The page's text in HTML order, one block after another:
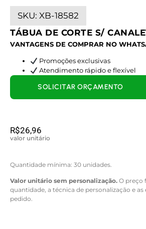
SKU: XB-18582
TÁBUA DE CORTE S/
VANTAGENS DE COMPRAR NO
Promoções exclusivas
Atendimento rápido e flexível
R$26,96
valor unitário
Quantidade mínima: 30 unidades.
Valor unitário sem personalização. O preço
quantidade, a técnica de personalização e as
pedido.
SOLICITAR ORÇAMENTO